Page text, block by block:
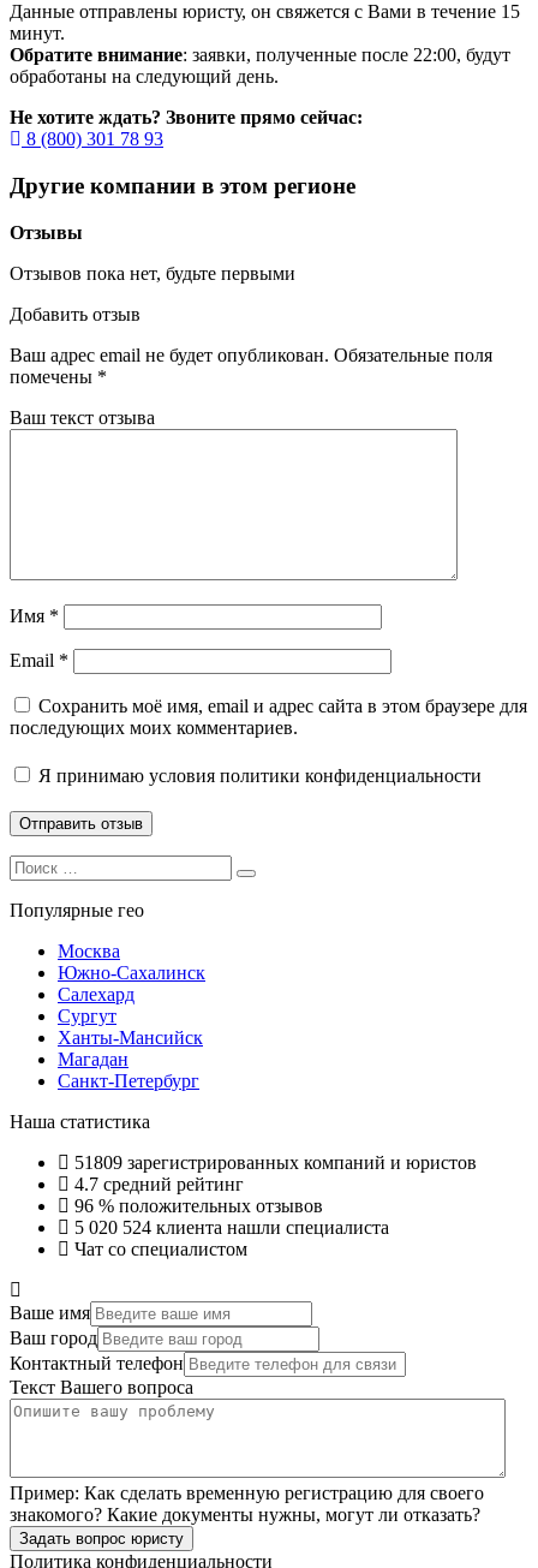
Данные отправлены юристу, он свяжется с Вами в течение 15
минут.
Обратите внимание: заявки, полученные после 22:00, будут
обработаны на следующий день.
Не хотите ждать? Звоните прямо сейчас:
8 (800) 301 78 93
Другие компании в этом регионе
Отзывы
Отзывов пока нет, будьте первыми
Добавить отзыв
Ваш адрес email не будет опубликован. Обязательные поля
помечены *
Ваш текст отзыва
Имя *
Email *
Сохранить моё имя, email и адрес сайта в этом браузере для
последующих моих комментариев.
Я принимаю условия политики конфиденциальности
Search
for:
Search
Популярные гео
Москва
Южно-Сахалинск
Салехард
Сургут
Ханты-Мансийск
Магадан
Санкт-Петербург
Наша статистика
51809 зарегистрированных компаний и юристов
4.7 средний рейтинг
96 % положительных отзывов
5 020 524 клиента нашли специалиста
Чат со специалистом
Ваше имя
Ваш город
Контактный телефон
Текст Вашего вопроса
Пример: Как сделать временную регистрацию для своего
знакомого? Какие документы нужны, могут ли отказать?
Задать вопрос юристу
Политика конфиденциальности